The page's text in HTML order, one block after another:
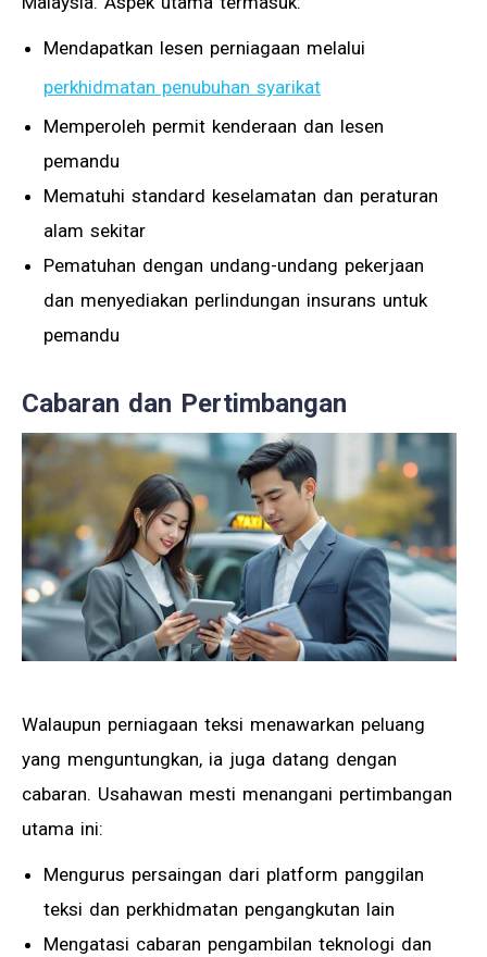
Mendapatkan lesen perniagaan melalui
perkhidmatan penubuhan syarikat
Memperoleh permit kenderaan dan lesen
pemandu
Mematuhi standard keselamatan dan peraturan
alam sekitar
Pematuhan dengan undang-undang pekerjaan
dan menyediakan perlindungan insurans untuk
pemandu
Cabaran dan Pertimbangan
Walaupun perniagaan teksi menawarkan peluang
yang menguntungkan, ia juga datang dengan
cabaran. Usahawan mesti menangani pertimbangan
utama ini:
Mengurus persaingan dari platform panggilan
teksi dan perkhidmatan pengangkutan lain
Mengatasi cabaran pengambilan teknologi dan